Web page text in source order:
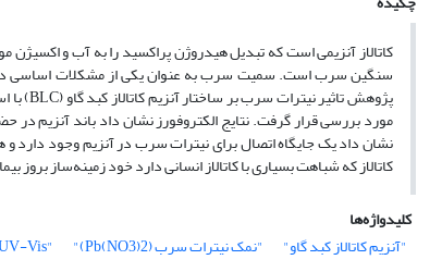
کاتالاز آنزیمی است که تبدیل هیدروژن پراکسید را به آب و
سنگین سرب است. سمیت سرب به عنوان یکی از مشکلات اساسی
نشان داد یک جایگاه اتصال برای نیترات سرب در آنزیم وجود دارد
کاتالاز که شباهت بسیاری با کاتالاز انسانی دارد خود زمینه‌ساز
کلیدواژه‌ها
"آنزیم کاتالاز کبد گاو"
"نمک نیترات سرب (Pb(NO3)2)" "UV-Vis"